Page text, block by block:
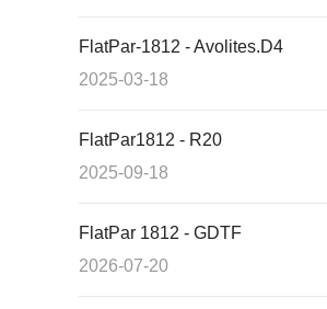
FlatPar-1812 - Avolites.D4
2025-03-18
FlatPar1812 - R20
2025-09-18
FlatPar 1812 - GDTF
2026-07-20